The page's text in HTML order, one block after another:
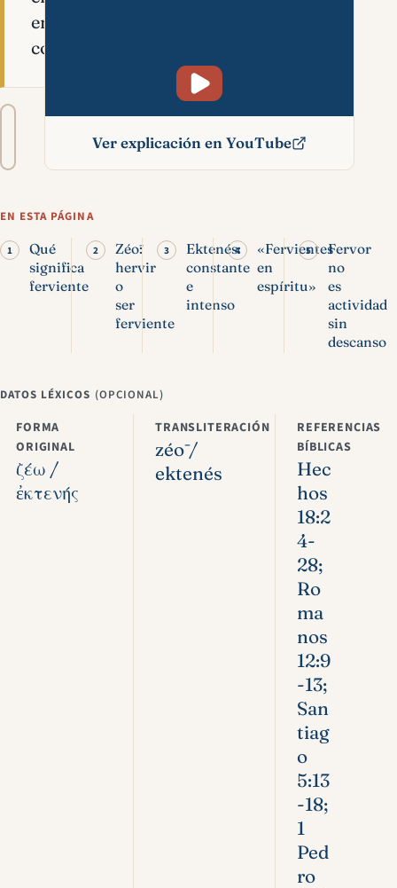
emoción
constante.
Tamaño
A− A+
significado, oración y
Ver explicación en YouTube
EN ESTA PÁGINA
Qué
significa
ferviente
Zéō:
hervir
o
ser
ferviente
Ektenés:
constante
e
intenso
«Fervientes
en
espíritu»
Fervor
no
es
actividad
sin
descanso
DATOS LÉXICOS (OPCIONAL)
FORMA
ORIGINAL
ζέω /
ἐκτενής
TRANSLITERACIÓN
zéō /
ektenés
REFERENCIAS
BÍBLICAS
Hec
hos
18:2
4-
28;
Ro
ma
nos
12:9
-13;
San
tiag
o
5:13
-18;
1
Ped
ro